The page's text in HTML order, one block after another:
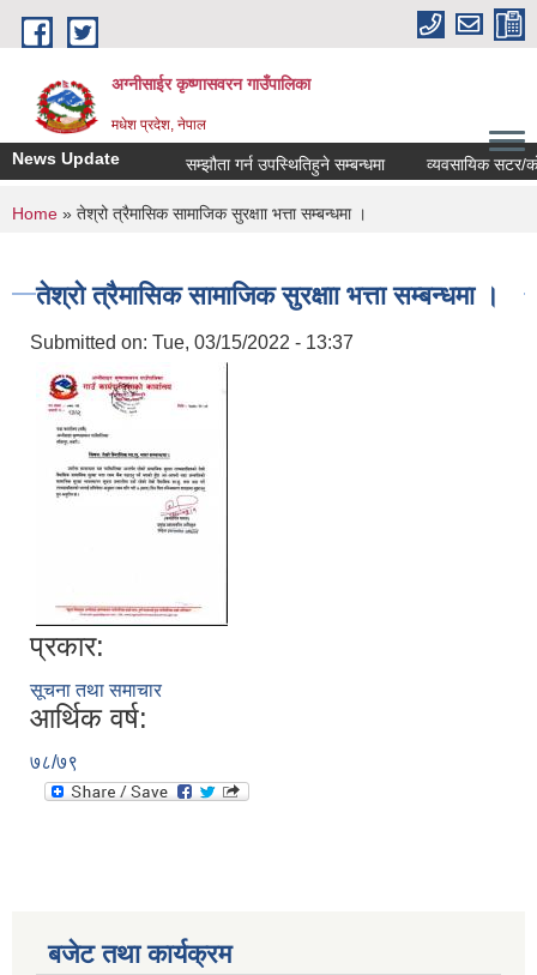
Skip to main content
अग्नीसाईर कृष्णासवरन गाउँपालिका
मधेश प्रदेश, नेपाल
News Update सम्झौता गर्न उपस्थितिहुने सम्बन्धमा व्यवसायिक सटर/
You are here
Home » तेश्रो त्रैमासिक सामाजिक सुरक्षाा भत्ता सम्बन्धमा ।
तेश्रो त्रैमासिक सामाजिक सुरक्षाा भत्ता सम्बन्धमा ।
Submitted on: Tue, 03/15/2022 - 13:37
प्रकार:
सूचना तथा समाचार
आर्थिक वर्ष:
७८/७९
बजेट तथा कार्यक्रम